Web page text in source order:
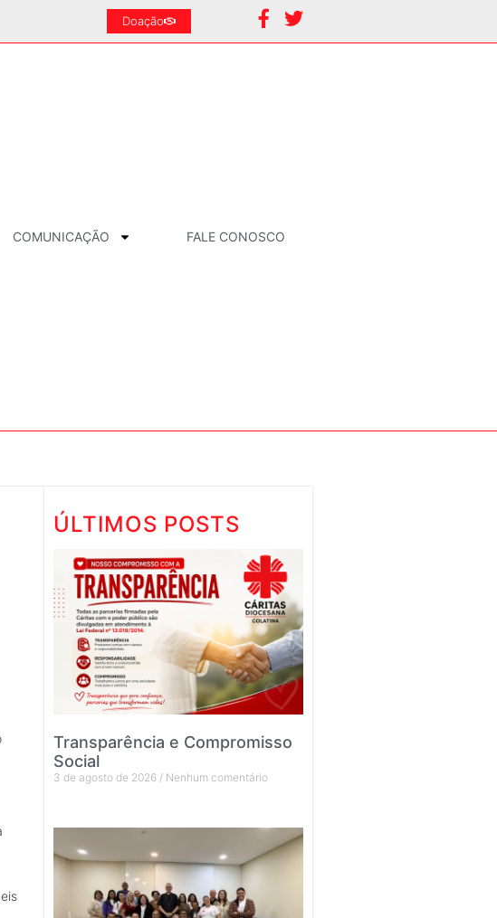
Doação
COMUNICAÇÃO FALE CONOSCO
ÚLTIMOS POSTS
Transparência e Compromisso
Social
3 de agosto de 2026 Nenhum comentário